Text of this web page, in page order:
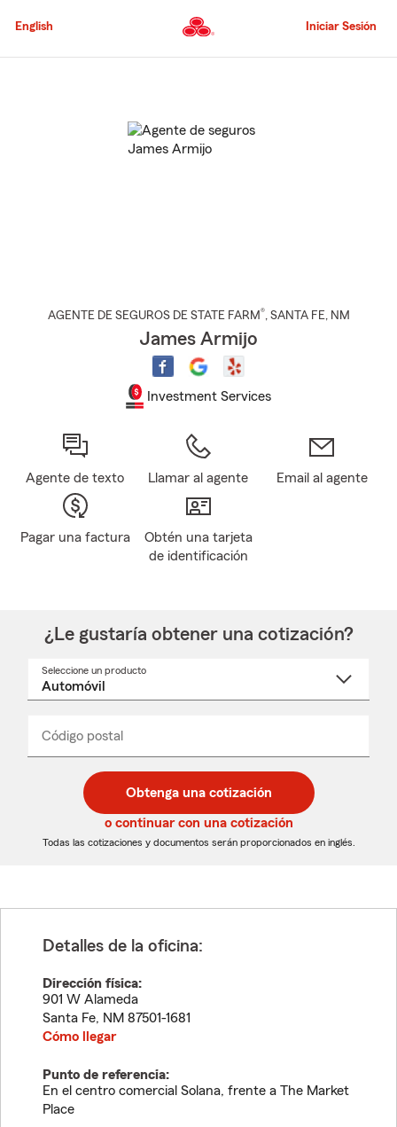
al
principal
English Iniciar Sesión
AGENTE DE SEGUROS DE STATE FARM®, SANTA FE, NM
James Armijo
Investment Services
Agente de texto Llamar al agente Email al agente
Pagar una factura
Obtén una tarjeta
de identificación
¿Le gustaría obtener una cotización?
Seleccione un producto
desplegable
Código postal
de
5
dígitos
de
5
dígitos
_____
Obtenga una cotización
o continuar con una cotización
Todas las cotizaciones y documentos serán proporcionados en inglés.
Detalles de la oficina:
Dirección física:
901 W Alameda
Santa Fe, NM 87501-1681
Cómo llegar
Punto de referencia:
En el centro comercial Solana, frente a The Market
Place